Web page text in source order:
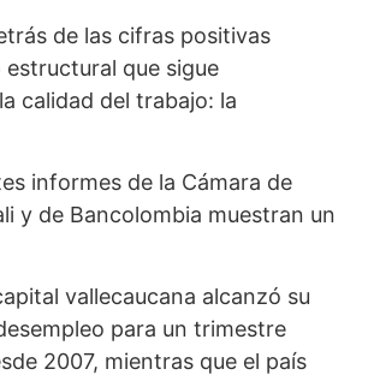
de las cifras positivas
que sigue
calidad del trabajo: la
informes de la Cámara de
y de Bancolombia muestran un
vallecaucana alcanzó su
para un trimestre
2007, mientras que el país